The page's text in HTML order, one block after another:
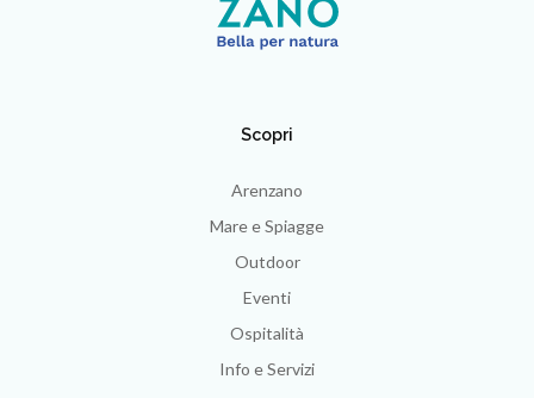
Scopri
Arenzano
Mare e Spiagge
Outdoor
Eventi
Ospitalità
Info e Servizi